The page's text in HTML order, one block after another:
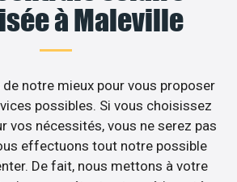
à Maleville
notre mieux pour vous proposer
possibles. Si vous choisissez
vos nécessités, vous ne serez pas
effectuons tout notre possible
De fait, nous mettons à votre